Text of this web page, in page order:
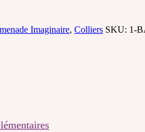
Imaginaire, Colliers SKU: 1-